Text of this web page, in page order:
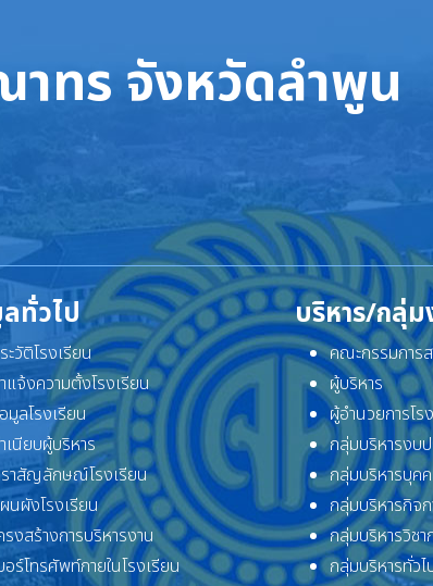
าทร จังหวัดลำพูน
ทั่วไป
ะวัติโรงเรียน
แจ้งความตั้งโรงเรียน
มูลโรงเรียน
เนียบผู้บริหาร
าสัญลักษณ์โรงเรียน
นผังโรงเรียน
รงสร้างการบริหารงาน
อร์โทรศัพท์ภายในโรงเรียน
บริหาร/กลุ่ม
คณะกรรมการ
ผู้บริหาร
ผู้อำนวยการโร
กลุ่มบริหารงบ
กลุ่มบริหารบุค
กลุ่มบริหารกิจ
กลุ่มบริหารวิชา
กลุ่มบริหารทั่วไ